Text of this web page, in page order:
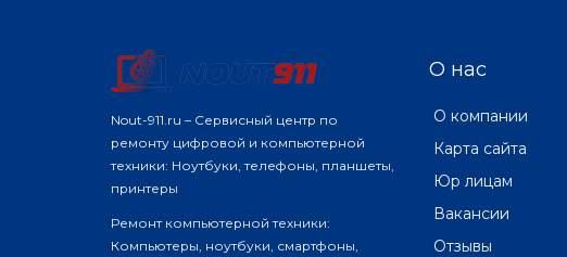
Nout-911.ru – Сервисный центр по
ремонту цифровой и компьютерной
техники: Ноутбуки, телефоны, планшеты,
принтеры
Ремонт компьютерной техники:
Компьютеры, ноутбуки, смартфоны,
О нас
О компании
Карта сайта
Юр лицам
Вакансии
Отзывы